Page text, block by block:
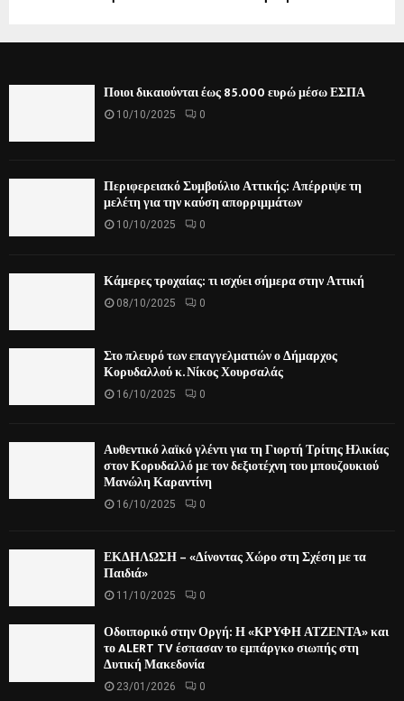
Ποιοι δικαιούνται έως 85.000 ευρώ μέσω ΕΣΠΑ
10/10/2025 0
Περιφερειακό Συμβούλιο Αττικής: Απέρριψε τη
μελέτη για την καύση απορριμμάτων
10/10/2025 0
Κάμερες τροχαίας: τι ισχύει σήμερα στην Αττική
08/10/2025 0
Στο πλευρό των επαγγελματιών ο Δήμαρχος
Κορυδαλλού κ. Νίκος Χουρσαλάς
16/10/2025 0
Αυθεντικό λαϊκό γλέντι για τη Γιορτή Τρίτης Ηλικίας
στον Κορυδαλλό με τον δεξιοτέχνη του μπουζουκιού
Μανώλη Καραντίνη
16/10/2025 0
ΕΚΔΗΛΩΣΗ – «Δίνοντας Χώρο στη Σχέση με τα
Παιδιά»
11/10/2025 0
Οδοιπορικό στην Οργή: Η «ΚΡΥΦΗ ΑΤΖΕΝΤΑ» και
το ALERT TV έσπασαν το εμπάργκο σιωπής στη
Δυτική Μακεδονία
23/01/2026 0